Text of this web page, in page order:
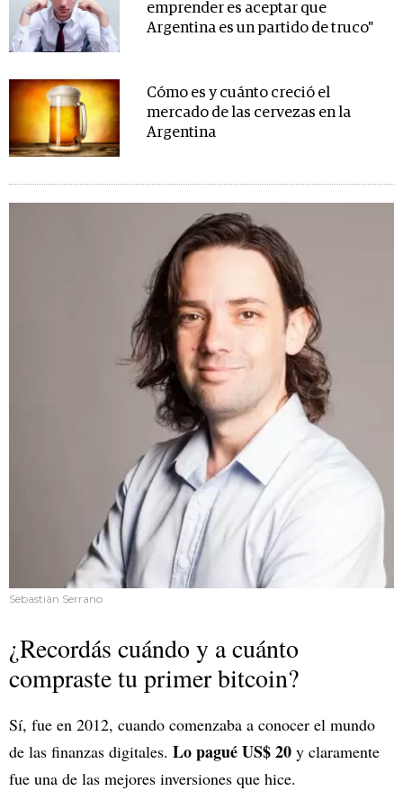
emprender es aceptar que
Argentina es un partido de truco"
Cómo es y cuánto creció el
mercado de las cervezas en la
Argentina
Sebastián Serrano
¿Recordás cuándo y a cuánto
compraste tu primer bitcoin?
Sí, fue en 2012, cuando comenzaba a conocer el mundo
de las finanzas digitales. Lo pagué US$ 20 y claramente
fue una de las mejores inversiones que hice.